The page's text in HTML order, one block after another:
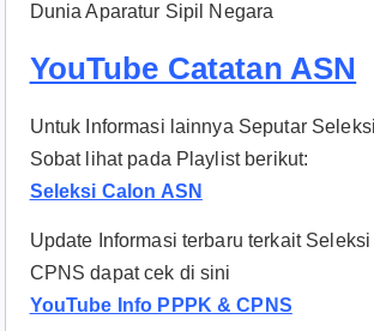
Dunia Aparatur Sipil Negara
YouTube Catatan ASN
Untuk Informasi lainnya Seputar
Sobat lihat pada Playlist berikut:
Seleksi Calon ASN
Update Informasi terbaru terkait
CPNS dapat cek di sini
YouTube Info PPPK & CPNS